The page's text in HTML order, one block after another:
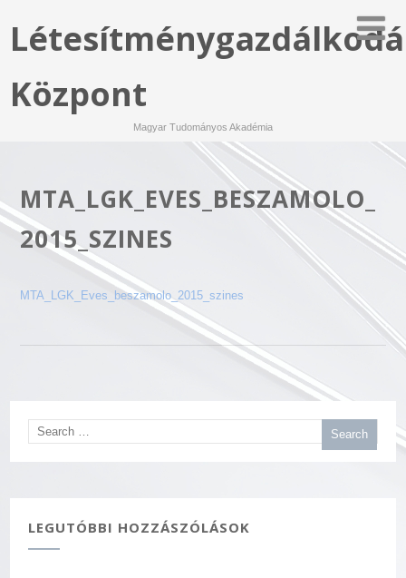
Központ
Magyar Tudományos Akadémia
MTA_LGK_EVES_BESZAMOLO_
2015_SZINES
MTA_LGK_Eves_beszamolo_2015_szines
LEGUTÓBBI HOZZÁSZÓLÁSOK